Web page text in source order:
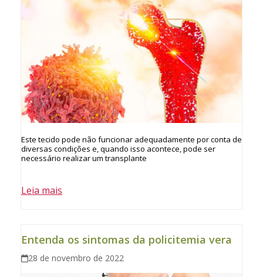
Este tecido pode não funcionar adequadamente por conta de
diversas condições e, quando isso acontece, pode ser
necessário realizar um transplante
Leia mais
Entenda os sintomas da policitemia vera
28 de novembro de 2022